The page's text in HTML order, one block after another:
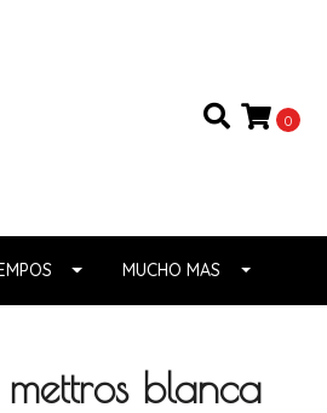
0
MUCHO MAS
mettros blanca